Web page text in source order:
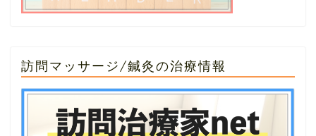
訪問マッサージ/鍼灸の治療情報